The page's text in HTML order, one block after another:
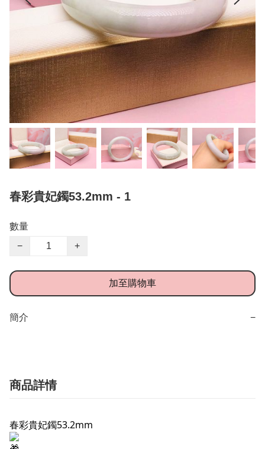
春彩貴妃鐲53.2mm - 1
數量
−
+
加至購物車
簡介 −
商品詳情
春彩貴妃鐲53.2mm